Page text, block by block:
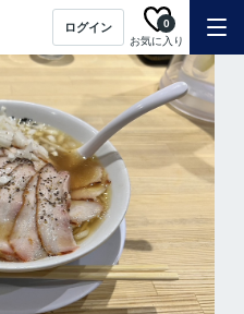
ログイン
お気に入り
0